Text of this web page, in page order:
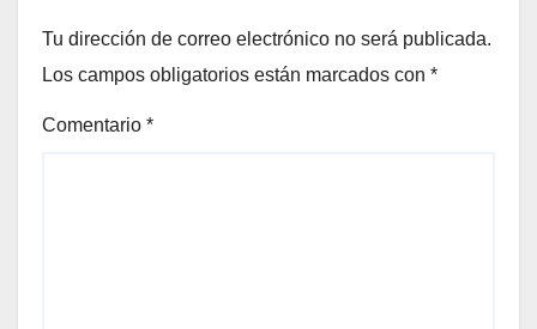
Tu dirección de correo electrónico no será publicada.
Los campos obligatorios están marcados con *
Comentario *